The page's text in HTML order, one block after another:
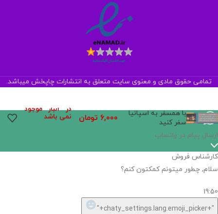
تمامی حقوق مادی و معنوی سایت متعلق به انتشارات چاپخش میباشد.
با همسفر به اسپانیا
سفر کنید
6,000 تومان
در انبار موجود
نمی باشد
ارسال پیام در واتساپ
کارشناس فروش
سلام, چطور میتونم کمکتون کنم؟
19:50
"+chaty_settings.lang.emoji_picker+"